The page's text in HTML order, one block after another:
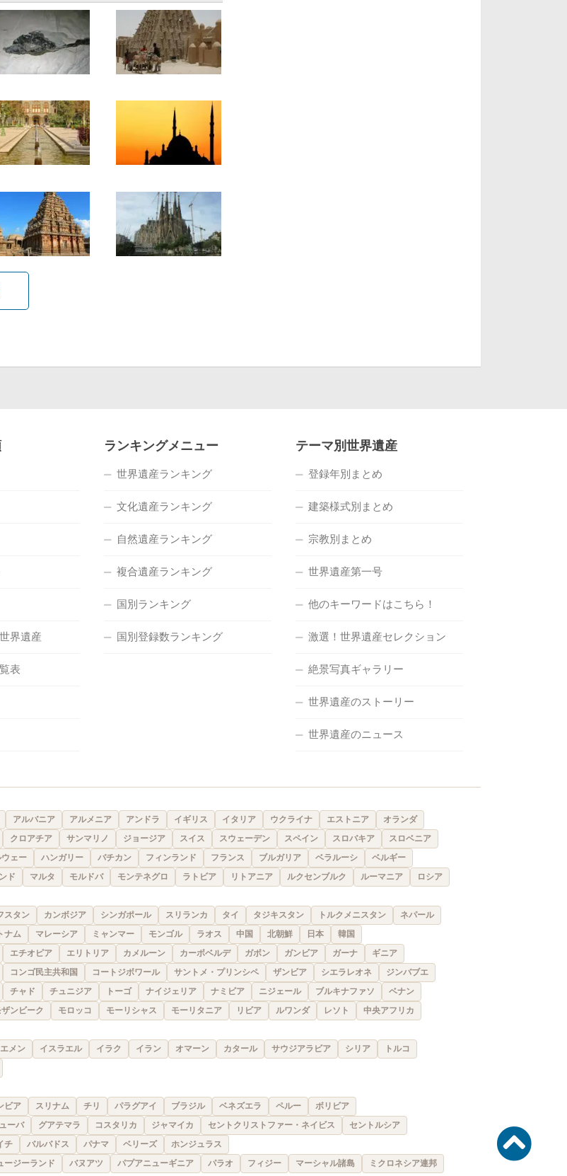
界遺産
表
ランキングメニュー
世界遺産ランキング
文化遺産ランキング
自然遺産ランキング
複合遺産ランキング
国別ランキング
国別登録数ランキング
テーマ別世界遺産
登録年別まとめ
建築様式別まとめ
宗教別まとめ
世界遺産第一号
他のキーワードはこちら！
激選！世界遺産セレクション
絶景写真ギャラリー
世界遺産のストーリー
世界遺産のニュース
アルバニア アルメニア アンドラ イギリス イタリア ウクライナ エストニア
オランダ
クロアチア サンマリノ ジョージア スイス スウェーデン スペイン スロバキア
スロベニア
ウェー ハンガリー バチカン フィンランド フランス ブルガリア ベラルーシ
ベルギー
ド マルタ モルドバ モンテネグロ ラトビア リトアニア ルクセンブルク ルーマニア
ロシア
スタン カンボジア シンガポール スリランカ タイ タジキスタン トルクメニスタン
ネパール
ナム マレーシア ミャンマー モンゴル ラオス 中国 北朝鮮 日本 韓国
エチオピア エリトリア カメルーン カーボベルデ ガボン ガンビア ガーナ
ギニア
コンゴ民主共和国 コートジボワール サントメ・プリンシペ ザンビア シエラレオネ
ジンバブエ
チャド チュニジア トーゴ ナイジェリア ナミビア ニジェール ブルキナファソ
ベナン
ザンビーク モロッコ モーリシャス モーリタニア リビア ルワンダ レソト
中央アフリカ
メン イスラエル イラク イラン オマーン カタール サウジアラビア シリア
トルコ
ビア スリナム チリ パラグアイ ブラジル ベネズエラ ペルー ボリビア
ーバ グアテマラ コスタリカ ジャマイカ セントクリストファー・ネイビス
セントルシア
チ バルバドス パナマ ベリーズ ホンジュラス
ージーランド バヌアツ パプアニューギニア パラオ フィジー マーシャル諸島 ミクロネシア連邦